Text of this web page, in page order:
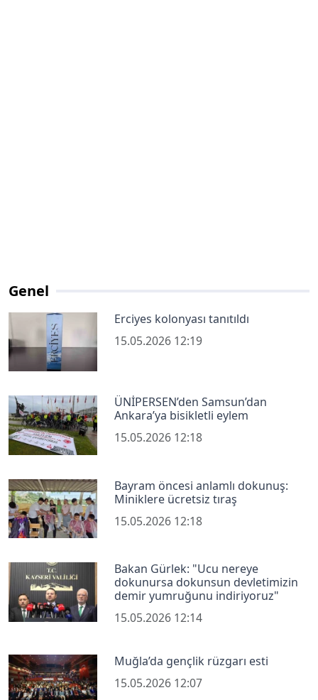
Genel
Erciyes kolonyası tanıtıldı
15.05.2026 12:19
ÜNİPERSEN’den Samsun’dan
Ankara’ya bisikletli eylem
15.05.2026 12:18
Bayram öncesi anlamlı dokunuş:
Miniklere ücretsiz tıraş
15.05.2026 12:18
Bakan Gürlek: "Ucu nereye
dokunursa dokunsun devletimizin
demir yumruğunu indiriyoruz"
15.05.2026 12:14
Muğla’da gençlik rüzgarı esti
15.05.2026 12:07